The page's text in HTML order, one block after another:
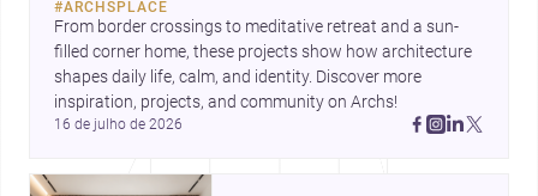
#ARCHSPLACE
From border crossings to meditative retreat and a sun-
filled corner home, these projects show how architecture
shapes daily life, calm, and identity. Discover more
inspiration, projects, and community on Archs!
16 de julho de 2026